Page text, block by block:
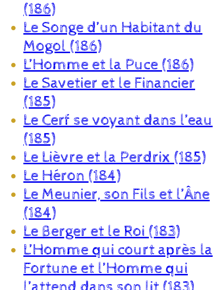
(186)
Le Songe d’un Habitant du
Mogol (186)
L’Homme et la Puce (186)
Le Savetier et le Financier
(185)
Le Cerf se voyant dans l’eau
(185)
Le Lièvre et la Perdrix (185)
Le Héron (184)
Le Meunier, son Fils et l’Âne
(184)
Le Berger et le Roi (183)
L’Homme qui court après la
Fortune et l’Homme qui